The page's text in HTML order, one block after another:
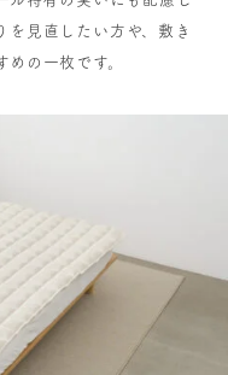
を見直したい方や、敷き
の一枚です。